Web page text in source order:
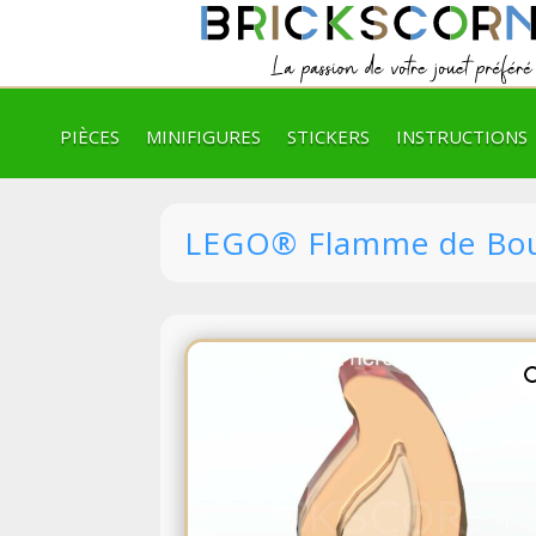
PIÈCES MINIFIGURES STICKERS INSTRUCTIONS
LEGO® Flamme de